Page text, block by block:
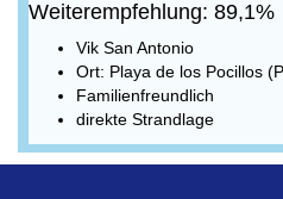
Weiterempfehlung: 89,1%
Vik San Antonio
Ort: Playa de los Pocillos
Familienfreundlich
direkte Strandlage